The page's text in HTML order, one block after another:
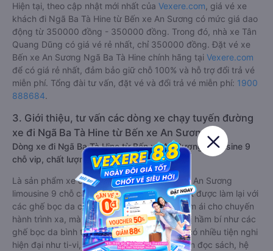
Hiện tại, theo cập nhật mới nhất của Vexere.com , giá vé xe
khách đi Ngã Ba Tà Hine từ Bến xe An Sương có mức giá dao
động từ 350000 đồng - 350000 đồng. Trong đó, nhà xe Tân
Quang Dũng có giá vé rẻ nhất, chỉ 350000 đồng. Đặt vé xe
Bến xe An Sương Ngã Ba Tà Hine chính hãng tại Vexere.com
để có giá rẻ nhất, đảm bảo giữ chỗ 100% và hỗ trợ đổi trả vé
miễn phí. Tổng đài tư vấn, đặt vé và đổi trả vé miễn phí: 1900
888684.
3. Giới thiệu, tư vấn các dòng xe chạy tuyến đường
xe đi Ngã Ba Tà Hine từ Bến xe An Sương:
Dòng xe đi Ngã Ba Tà Hine từ Bến xe An Sương limousine 9
chỗ vip, chất lượng cao: Tiện lợi, sang trọng
Là sản phẩm xe đi Ngã Ba Tà Hine từ Bến xe An Sương
limousine 9 chỗ cải tiến từ xe 16 chỗ. Nội thất được làm lại với
các ghế bọc da chuẩn Châu Âu, không chỉ êm ái cho chuyến
hành trình xa, mà còn mát mẻ và không hề bị hầm bí như các
ghế bọc da bình thường. Kèm theo các ghế có nhiều tiện nghi
hiện đại như ti-vi, tủ lạnh mini, ổ cắm usb, đèn đọc sách, hệ